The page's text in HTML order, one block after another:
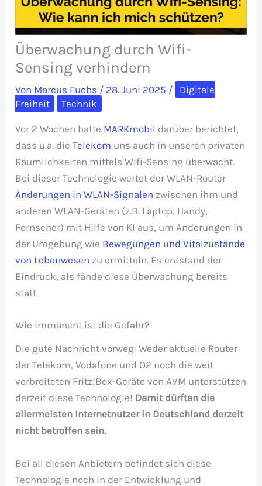
Überwachung durch Wifi-
Sensing verhindern
Von Marcus Fuchs / 28. Juni 2025 /
Digitale
Freiheit
Technik
Vor 2 Wochen hatte MARKmobil darüber berichtet,
dass u.a. dieTelekom uns auch in unseren privaten
Räumlichkeiten mittels Wifi-Sensing überwacht.
Bei dieser Technologie wertet der WLAN-Router
Änderungen in WLAN-Signalen zwischen ihm und
anderen WLAN-Geräten (z.B. Laptop, Handy,
Fernseher) mit Hilfe von KI aus, um Änderungen in
der Umgebung wie Bewegungen und Vitalzustände
von Lebenwesen zu ermitteln. Es entstand der
Eindruck, als fände diese Überwachung bereits
statt.
Wie immanent ist die Gefahr?
Die gute Nachricht vorweg: Weder aktuelle Router
der Telekom, Vodafone und O2 noch die weit
verbreiteten Fritz!Box-Geräte von AVM unterstützen
derzeit diese Technologie! Damit dürften die
allermeisten Internetnutzer in Deutschland derzeit
nicht betroffen sein.
Bei all diesen Anbietern befindet sich diese
Technologie noch in der Entwicklung und